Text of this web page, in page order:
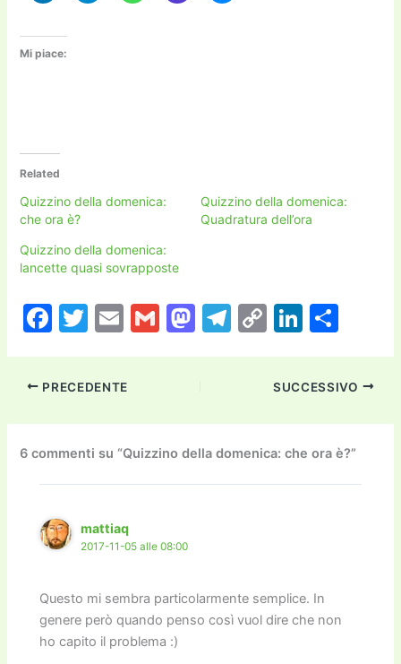
Mi piace:
Related
Quizzino della domenica:
che ora è?
Quizzino della domenica:
Quadratura dell’ora
Quizzino della domenica:
lancette quasi sovrapposte
F
c
e
b
o
o
k
T
itt
er
E
ai
l
G
M
d
o
n
T
a
m
C
p
y
Li
n
k
Li
k
e
dI
n
n
di
vi
di
PRECEDENTE SUCCESSIVO
6 commenti su “Quizzino della domenica: che ora è?”
mattiaq
2017-11-05 alle 08:00
Questo mi sembra particolarmente semplice. In
genere però quando penso così vuol dire che non
ho capito il problema :)